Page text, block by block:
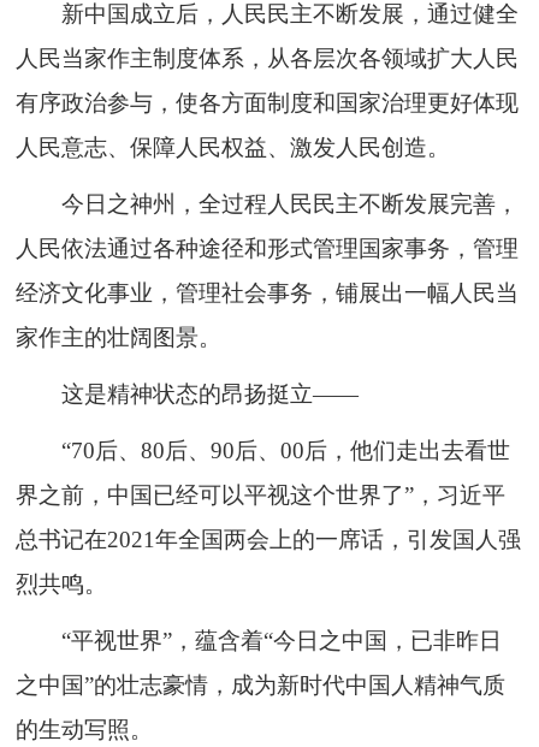
新中国成立后，人民民主不断发展，通过健全
人民当家作主制度体系，从各层次各领域扩大人民
有序政治参与，使各方面制度和国家治理更好体现
人民意志、保障人民权益、激发人民创造。
今日之神州，全过程人民民主不断发展完善，
人民依法通过各种途径和形式管理国家事务，管理
经济文化事业，管理社会事务，铺展出一幅人民当
家作主的壮阔图景。
这是精神状态的昂扬挺立——
“70后、80后、90后、00后，他们走出去看世
界之前，中国已经可以平视这个世界了”，习近平
总书记在2021年全国两会上的一席话，引发国人强
烈共鸣。
“平视世界”，蕴含着“今日之中国，已非昨日
之中国”的壮志豪情，成为新时代中国人精神气质
的生动写照。